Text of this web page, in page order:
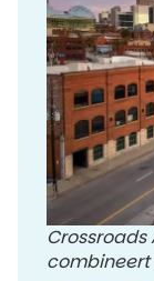
Crossroads
combineert